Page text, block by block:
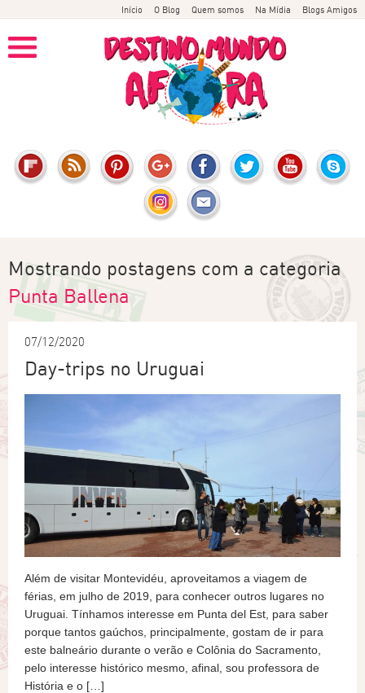
Início O Blog Quem somos Na Mídia Blogs Amigos
Mostrando postagens com a categoria
Punta Ballena
07/12/2020
Day-trips no Uruguai
Além de visitar Montevidéu, aproveitamos a viagem de
férias, em julho de 2019, para conhecer outros lugares no
Uruguai. Tínhamos interesse em Punta del Est, para saber
porque tantos gaúchos, principalmente, gostam de ir para
este balneário durante o verão e Colônia do Sacramento,
pelo interesse histórico mesmo, afinal, sou professora de
História e o […]